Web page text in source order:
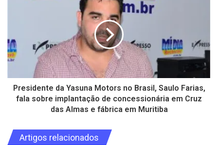
Presidente da Yasuna Motors no Brasil, Saulo Farias,
fala sobre implantação de concessionária em Cruz
das Almas e fábrica em Muritiba
Artigos relacionados